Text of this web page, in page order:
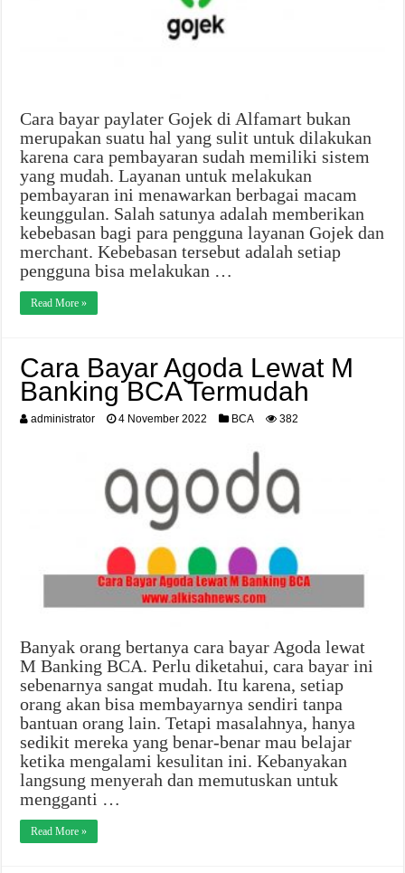
Cara bayar paylater Gojek di Alfamart bukan
merupakan suatu hal yang sulit untuk dilakukan
karena cara pembayaran sudah memiliki sistem
yang mudah. Layanan untuk melakukan
pembayaran ini menawarkan berbagai macam
keunggulan. Salah satunya adalah memberikan
kebebasan bagi para pengguna layanan Gojek dan
merchant. Kebebasan tersebut adalah setiap
pengguna bisa melakukan …
Read More »
Cara Bayar Agoda Lewat M
Banking BCA Termudah
administrator 4 November 2022 BCA 382
Banyak orang bertanya cara bayar Agoda lewat
M Banking BCA. Perlu diketahui, cara bayar ini
sebenarnya sangat mudah. Itu karena, setiap
orang akan bisa membayarnya sendiri tanpa
bantuan orang lain. Tetapi masalahnya, hanya
sedikit mereka yang benar-benar mau belajar
ketika mengalami kesulitan ini. Kebanyakan
langsung menyerah dan memutuskan untuk
mengganti …
Read More »